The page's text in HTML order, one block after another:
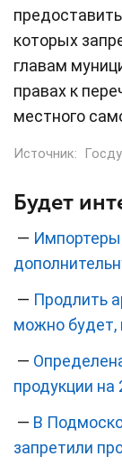
которых
главам
правах к
местного
Источник:
Будет
— Импортеры
— Продлить
можно будет,
—
продукции на
— В
запретили